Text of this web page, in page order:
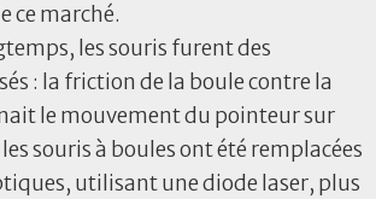
ce marché.
les souris furent des
: la friction de la boule contre la
le mouvement du pointeur sur
souris à boules ont été remplacées
utilisant une diode laser, plus